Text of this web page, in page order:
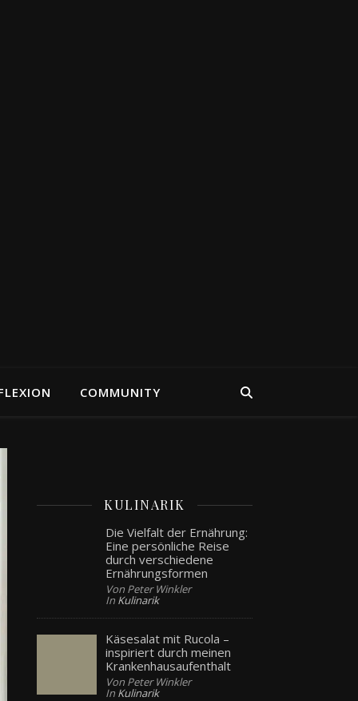
COMMUNITY
KULINARIK
Die Vielfalt der Ernährung:
Eine persönliche Reise
durch verschiedene
Ernährungsformen
Von Peter Winkler
In Kulinarik
Käsesalat mit Rucola –
inspiriert durch meinen
Krankenhausaufenthalt
Von Peter Winkler
In Kulinarik